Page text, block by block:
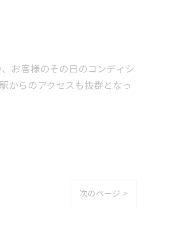
お客様のその日のコンディシ
からのアクセスも抜群となっ
次のページ >